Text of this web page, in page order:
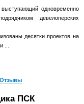
одновременно
девелоперских
десятки проектов на
...
Отзывы
ПСК